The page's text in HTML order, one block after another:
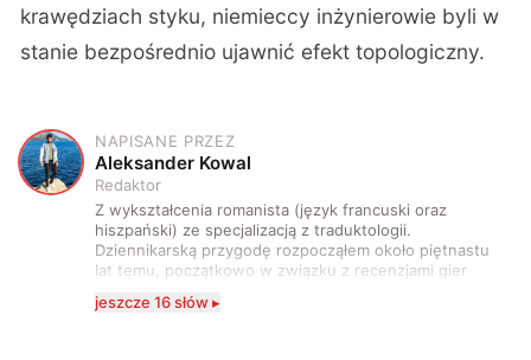
krawędziach styku, niemieccy inżynierowie byli w
stanie bezpośrednio ujawnić efekt topologiczny.
A
NAPISANE PRZEZ
Aleksander Kowal
Redaktor
Z wykształcenia romanista (język francuski oraz
hiszpański) ze specjalizacją z traduktologii.
Dziennikarską przygodę rozpocząłem około piętnastu
lat temu, początkowo w związku z recenzjami gier
komputerowych i filmów. Obecnie publikuję
zdecydowanie częściej na tematy związane z nauką
jeszcze 16 słów ▸